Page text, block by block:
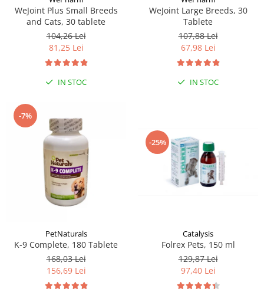
WeJoint Plus Small Breeds
and Cats, 30 tablete
104,26 Lei
81,25 Lei
IN STOC
WeJoint Large Breeds, 30
Tablete
107,88 Lei
67,98 Lei
IN STOC
-7%
PetNaturals
K-9 Complete, 180 Tablete
168,03 Lei
156,69 Lei
-25%
Catalysis
Folrex Pets, 150 ml
129,87 Lei
97,40 Lei